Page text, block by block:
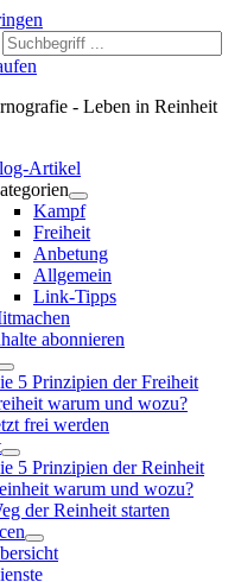
- Leben in Reinheit
Artikel
Kampf
Freiheit
Anbetung
Allgemein
Link-Tipps
abonnieren
5 Prinzipien der Freiheit
warum und wozu?
frei werden
5 Prinzipien der Reinheit
warum und wozu?
der Reinheit starten